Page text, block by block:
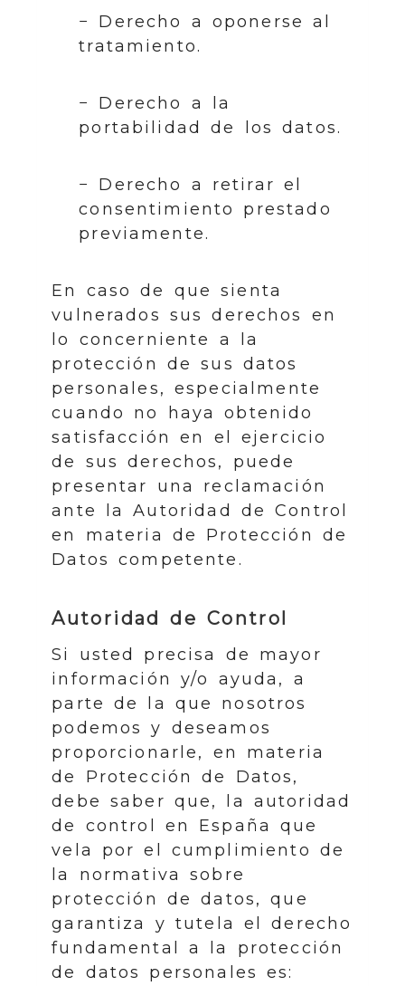
− Derecho a oponerse al
tratamiento.
− Derecho a la
portabilidad de los datos.
− Derecho a retirar el
consentimiento prestado
previamente.
En caso de que sienta
vulnerados sus derechos en
lo concerniente a la
protección de sus datos
personales, especialmente
cuando no haya obtenido
satisfacción en el ejercicio
de sus derechos, puede
presentar una reclamación
ante la Autoridad de Control
en materia de Protección de
Datos competente.
Autoridad de Control
Si usted precisa de mayor
información y/o ayuda, a
parte de la que nosotros
podemos y deseamos
proporcionarle, en materia
de Protección de Datos,
debe saber que, la autoridad
de control en España que
vela por el cumplimiento de
la normativa sobre
protección de datos, que
garantiza y tutela el derecho
fundamental a la protección
de datos personales es: